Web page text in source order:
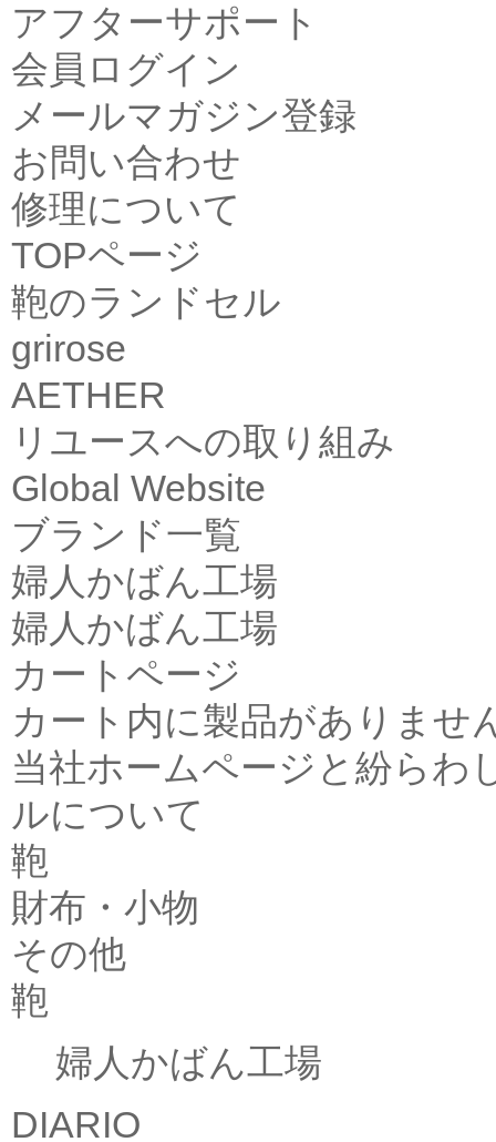
アフターサポート
会員ログイン
メールマガジン登録
お問い合わせ
修理について
TOPページ
鞄のランドセル
grirose
AETHER
リユースへの取り組み
Global Website
ブランド一覧
婦人かばん工場
婦人かばん工場
カートページ
カート内に製品がありませ
当社ホームページと紛らわ
ルについて
鞄
財布・小物
その他
鞄
婦人かばん工場
DIARIO